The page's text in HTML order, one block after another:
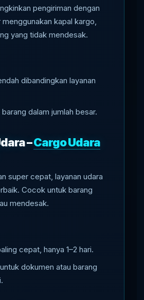
pengiriman dengan
kapal kargo,
yang tidak mendesak.
dibandingkan layanan
dalam jumlah besar.
–Cargo Udara
super cepat, layanan udara
Cocok untuk barang
mendesak.
cepat, hanya 1–2 hari.
dokumen atau barang